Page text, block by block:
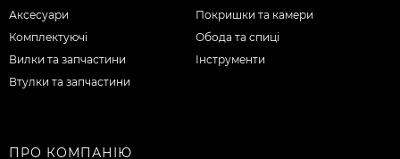
Аксесуари
Комплектуючі
Вилки та запчастини
Втулки та запчастини
Покришки та камери
Обода та спиці
Інструменти
ПРО КОМПАНІЮ